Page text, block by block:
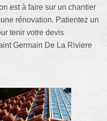
est à faire sur un chantier
rénovation. Patientez un
tenir votre devis
Germain De La Riviere